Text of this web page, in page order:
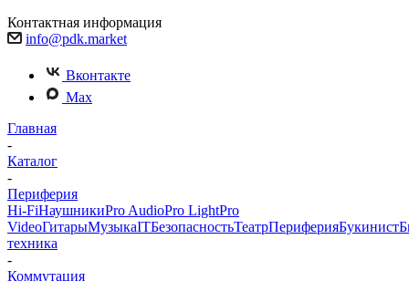
Контактная информация
info@pdk.market
Вконтакте
Max
Главная
-
Каталог
-
Периферия
Hi-FiНаушникиPro AudioPro LightPro
VideoГитарыМузыкаITБезопасностьТеатрПериферияБукинист
техника
-
Коммутация